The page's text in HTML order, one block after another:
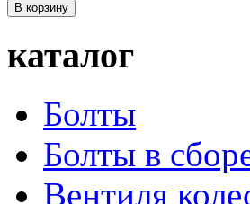
В корзину
каталог
Болты
Болты в
Вентиля